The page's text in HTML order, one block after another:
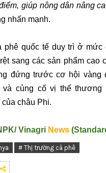
ểm, giúp nông dân nâng
nhấn mạnh.
phê quốc tế duy trìở mức
ệt sang các sản phẩm cao
đứng trước cơ hội vàng
và củng cố vị thế thương
châu Phi.
Vinagri News
# Thị trường cà phê